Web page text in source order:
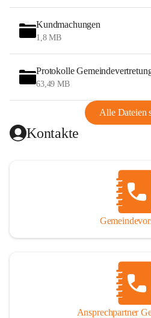
Kundmachungen
1,8 MB
Protokolle
63,49 MB
Alle Dateien
Kontakte
Ansprechpartner